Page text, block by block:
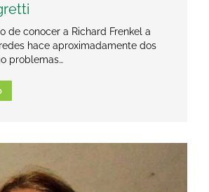
de conocer a Richard Frenkel a
hace aproximadamente dos
problemas…